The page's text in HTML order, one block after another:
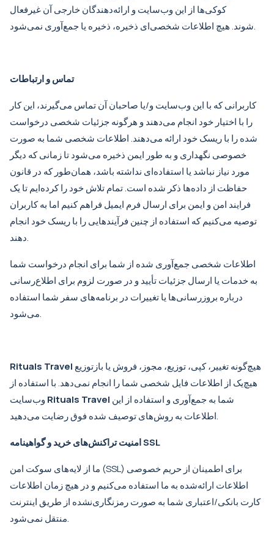
کوکی‌ها از این وب‌سایت و ارائه‌دهندگان خارجی آن غیرفعال
شوند. هیچ اطلاعات شخصی‌ای ذخیره، ذخیره یا جمع‌آوری نمی‌شود.
تماس و ارتباطات
کاربرانی که با این وب‌سایت و/یا صاحبان آن تماس می‌گیرند، این کار
را با اختیار خود انجام می‌دهند و هرگونه جزئیات شخصی درخواست
شده را با ریسک خود ارائه می‌دهند. اطلاعات شخصی شما به صورت
خصوصی نگهداری و به طور ایمن ذخیره می‌شود تا زمانی که دیگر
مورد نیاز نباشد یا استفاده‌ای نداشته باشد، همان‌طور که در قانون
حفاظت از داده‌ها ذکر شده است. تمام تلاش خود را کرده‌ایم تا یک
فرایند امن و ایمن برای ارسال فرم ایمیل فراهم کنیم اما به کاربران
توصیه می‌کنیم که استفاده از چنین فرآیندهایی را با ریسک خود انجام
دهند.
اطلاعات شخصی جمع‌آوری شده از شما برای انجام درخواست شما
به خدمات یا ارسال جزئیات تأیید و در صورت لزوم برای اطلاع‌رسانی
درباره بروزرسانی‌ها یا تغییرات در برنامه‌های سفر شما استفاده
می‌شود.
Rituals Travel
هیچ‌یک از اطلاعات فایل شخصی شما را انجام نمی‌دهد. با استفاده از
وب‌سایت Rituals Travel
اطلاعات به روش‌های توصیف شده فوق رضایت می‌دهید.
امنیت تراکنش‌های خرید و گواهینامه SSL
ما از لایه‌های سوکت امن (SSL) برای اطمینان از حریم خصوصی
اطلاعات ارائه‌شده به ما استفاده می‌کنیم و در هیچ زمان اطلاعات
کارت بانکی/اعتباری شما به صورت رمزنگاری‌نشده از طریق اینترنت
منتقل نمی‌شود.